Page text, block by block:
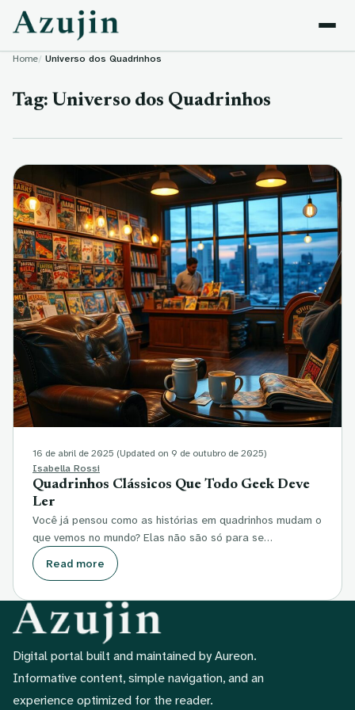
Skip to content
Home Universo dos Quadrinhos
Tag: Universo dos Quadrinhos
16 de abril de 2025 (Updated on 9 de outubro de 2025)
Isabella Rossi
Quadrinhos Clássicos Que Todo Geek Deve
Ler
Você já pensou como as histórias em quadrinhos mudam o
que vemos no mundo? Elas não são só para se…
Read more
Digital portal built and maintained by Aureon.
Informative content, simple navigation, and an
experience optimized for the reader.